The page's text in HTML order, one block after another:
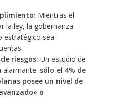
Mientras el
la ley, la gobernanza
estratégico sea
riesgos: Un estudio de
alarmante: sólo el 4% de
posee un nivel de
o